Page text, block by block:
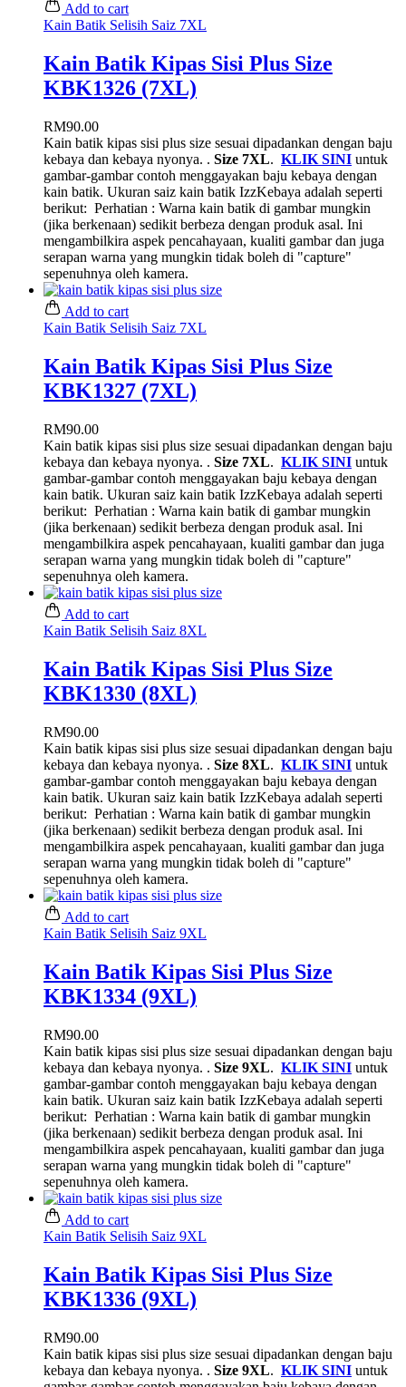
Add to cart
Kain Batik Selisih Saiz 7XL
Kain Batik Kipas Sisi Plus Size
KBK1326 (7XL)
RM90.00
Kain batik kipas sisi plus size sesuai dipadankan dengan baju
kebaya dan kebaya nyonya. . Size 7XL. KLIK SINI untuk
gambar-gambar contoh menggayakan baju kebaya dengan
kain batik. Ukuran saiz kain batik IzzKebaya adalah seperti
berikut: Perhatian : Warna kain batik di gambar mungkin
(jika berkenaan) sedikit berbeza dengan produk asal. Ini
mengambilkira aspek pencahayaan, kualiti gambar dan juga
serapan warna yang mungkin tidak boleh di "capture"
sepenuhnya oleh kamera.
Add to cart
Kain Batik Selisih Saiz 7XL
Kain Batik Kipas Sisi Plus Size
KBK1327 (7XL)
RM90.00
Kain batik kipas sisi plus size sesuai dipadankan dengan baju
kebaya dan kebaya nyonya. . Size 7XL. KLIK SINI untuk
gambar-gambar contoh menggayakan baju kebaya dengan
kain batik. Ukuran saiz kain batik IzzKebaya adalah seperti
berikut: Perhatian : Warna kain batik di gambar mungkin
(jika berkenaan) sedikit berbeza dengan produk asal. Ini
mengambilkira aspek pencahayaan, kualiti gambar dan juga
serapan warna yang mungkin tidak boleh di "capture"
sepenuhnya oleh kamera.
Add to cart
Kain Batik Selisih Saiz 8XL
Kain Batik Kipas Sisi Plus Size
KBK1330 (8XL)
RM90.00
Kain batik kipas sisi plus size sesuai dipadankan dengan baju
kebaya dan kebaya nyonya. . Size 8XL. KLIK SINI untuk
gambar-gambar contoh menggayakan baju kebaya dengan
kain batik. Ukuran saiz kain batik IzzKebaya adalah seperti
berikut: Perhatian : Warna kain batik di gambar mungkin
(jika berkenaan) sedikit berbeza dengan produk asal. Ini
mengambilkira aspek pencahayaan, kualiti gambar dan juga
serapan warna yang mungkin tidak boleh di "capture"
sepenuhnya oleh kamera.
Add to cart
Kain Batik Selisih Saiz 9XL
Kain Batik Kipas Sisi Plus Size
KBK1334 (9XL)
RM90.00
Kain batik kipas sisi plus size sesuai dipadankan dengan baju
kebaya dan kebaya nyonya. . Size 9XL. KLIK SINI untuk
gambar-gambar contoh menggayakan baju kebaya dengan
kain batik. Ukuran saiz kain batik IzzKebaya adalah seperti
berikut: Perhatian : Warna kain batik di gambar mungkin
(jika berkenaan) sedikit berbeza dengan produk asal. Ini
mengambilkira aspek pencahayaan, kualiti gambar dan juga
serapan warna yang mungkin tidak boleh di "capture"
sepenuhnya oleh kamera.
Add to cart
Kain Batik Selisih Saiz 9XL
Kain Batik Kipas Sisi Plus Size
KBK1336 (9XL)
RM90.00
Kain batik kipas sisi plus size sesuai dipadankan dengan baju
kebaya dan kebaya nyonya. . Size 9XL. KLIK SINI untuk